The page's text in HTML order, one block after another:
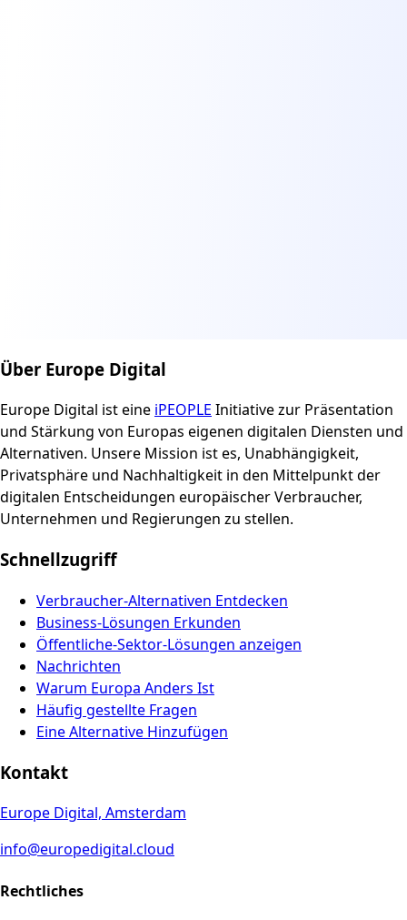
Über Europe Digital
Europe Digital ist eine iPEOPLE Initiative zur Präsentation
und Stärkung von Europas eigenen digitalen Diensten und
Alternativen. Unsere Mission ist es, Unabhängigkeit,
Privatsphäre und Nachhaltigkeit in den Mittelpunkt der
digitalen Entscheidungen europäischer Verbraucher,
Unternehmen und Regierungen zu stellen.
Schnellzugriff
Verbraucher-Alternativen Entdecken
Business-Lösungen Erkunden
Öffentliche-Sektor-Lösungen anzeigen
Nachrichten
Warum Europa Anders Ist
Häufig gestellte Fragen
Eine Alternative Hinzufügen
Kontakt
Europe Digital, Amsterdam
info@europedigital.cloud
Rechtliches